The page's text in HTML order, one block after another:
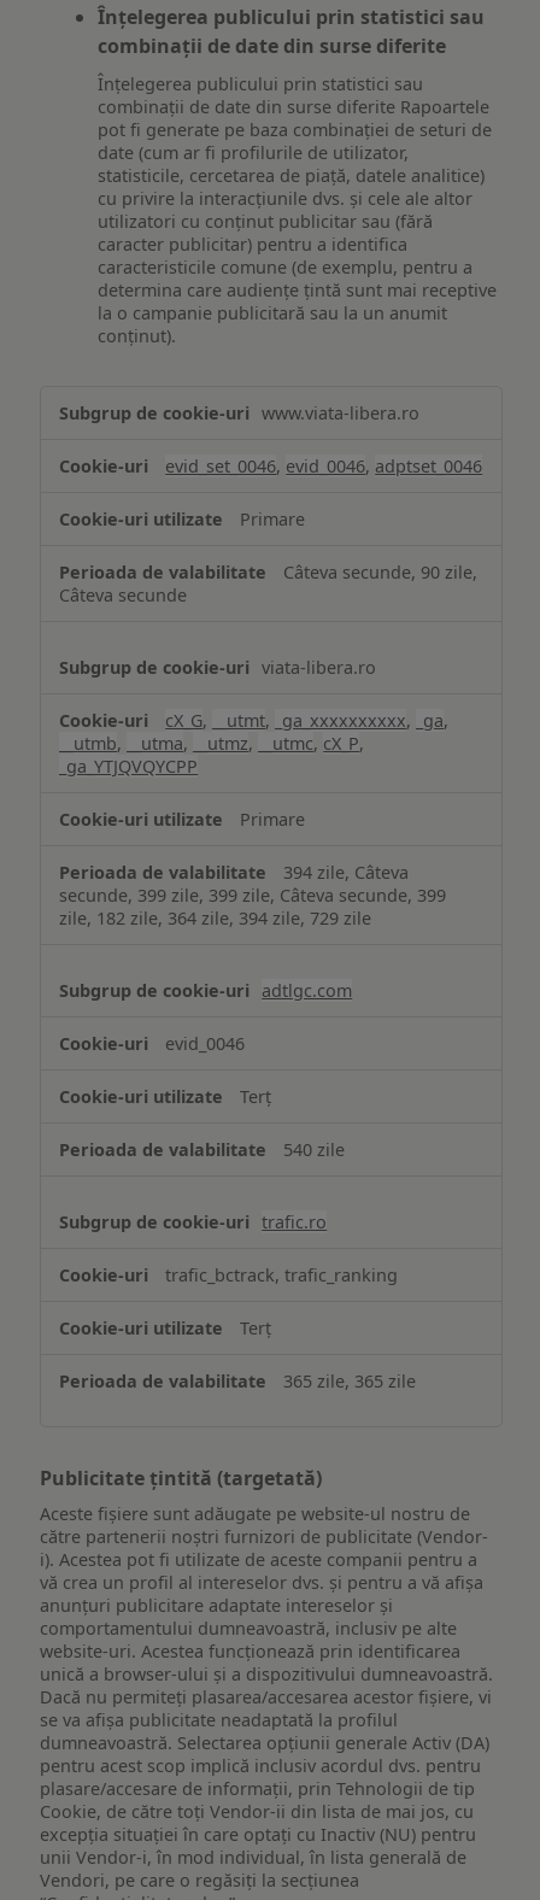
Înțelegerea publicului prin statistici sau
combinații de date din surse diferite
Înțelegerea publicului prin statistici sau
combinații de date din surse diferite Rapoartele
pot fi generate pe baza combinației de seturi de
date (cum ar fi profilurile de utilizator,
statisticile, cercetarea de piață, datele analitice)
cu privire la interacțiunile dvs. și cele ale altor
utilizatori cu conținut publicitar sau (fără
caracter publicitar) pentru a identifica
caracteristicile comune (de exemplu, pentru a
determina care audiențe țintă sunt mai receptive
la o campanie publicitară sau la un anumit
conținut).
www.viata-libera.ro
evid_set_0046, evid_0046, adptset_0046
Primare
Câteva secunde, 90 zile,
Câteva secunde
viata-libera.ro
cX_G, __utmt, _ga_xxxxxxxxxx, _ga,
__utmb, __utma, __utmz, __utmc, cX_P,
_ga_YTJQVQYCPP
Primare
394 zile, Câteva
secunde, 399 zile, 399 zile, Câteva secunde, 399
zile, 182 zile, 364 zile, 394 zile, 729 zile
adtlgc.com
evid_0046
Terț
540 zile
trafic.ro
trafic_bctrack, trafic_ranking
Terț
365 zile, 365 zile
Publicitate țintită (targetată)
Aceste fișiere sunt adăugate pe website-ul nostru de
către partenerii noștri furnizori de publicitate (Vendor-
i). Acestea pot fi utilizate de aceste companii pentru a
vă crea un profil al intereselor dvs. și pentru a vă afișa
anunțuri publicitare adaptate intereselor și
comportamentului dumneavoastră, inclusiv pe alte
website-uri. Acestea funcționează prin identificarea
unică a browser-ului și a dispozitivului dumneavoastră.
Dacă nu permiteți plasarea/accesarea acestor fișiere, vi
se va afișa publicitate neadaptată la profilul
dumneavoastră. Selectarea opțiunii generale Activ (DA)
pentru acest scop implică inclusiv acordul dvs. pentru
plasare/accesare de informații, prin Tehnologii de tip
Cookie, de către toți Vendor-ii din lista de mai jos, cu
excepția situației în care optați cu Inactiv (NU) pentru
unii Vendor-i, în mod individual, în lista generală de
Vendori, pe care o regăsiți la secțiunea